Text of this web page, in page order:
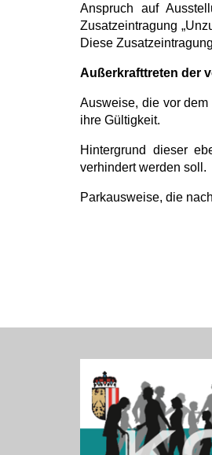
Anspruch auf
Zusatzeintragung
Diese
Außerkrafttreten der
Ausweise, die vor
ihre Gültigkeit.
Hintergrund dieser
verhindert werden soll.
Parkausweise, die